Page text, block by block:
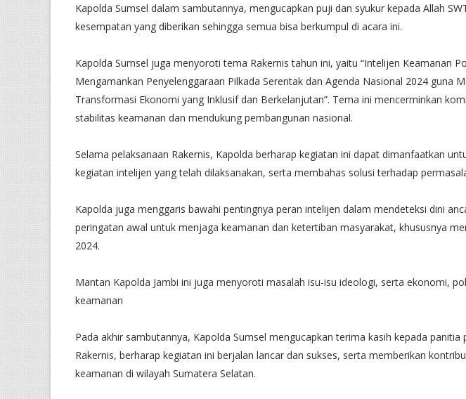
Kapolda Sumsel dalam sambutannya, mengucapkan puji dan syukur kepada Allah
kesempatan yang diberikan sehingga semua bisa berkumpul di acara ini.
Kapolda Sumsel juga menyoroti tema Rakernis tahun ini, yaitu “Intelijen Keamanan
Mengamankan Penyelenggaraan Pilkada Serentak dan Agenda Nasional 2024 guna
Transformasi Ekonomi yang Inklusif dan Berkelanjutan”. Tema ini mencerminkan
stabilitas keamanan dan mendukung pembangunan nasional.
Selama pelaksanaan Rakernis, Kapolda berharap kegiatan ini dapat dimanfaatkan
kegiatan intelijen yang telah dilaksanakan, serta membahas solusi terhadap
Kapolda juga menggaris bawahi pentingnya peran intelijen dalam mendeteksi dini
peringatan awal untuk menjaga keamanan dan ketertiban masyarakat, khususnya
2024.
Mantan Kapolda Jambi ini juga menyoroti masalah isu-isu ideologi, serta ekonomi,
keamanan
Pada akhir sambutannya, Kapolda Sumsel mengucapkan terima kasih kepada panitia
Rakernis, berharap kegiatan ini berjalan lancar dan sukses, serta memberikan
keamanan di wilayah Sumatera Selatan.